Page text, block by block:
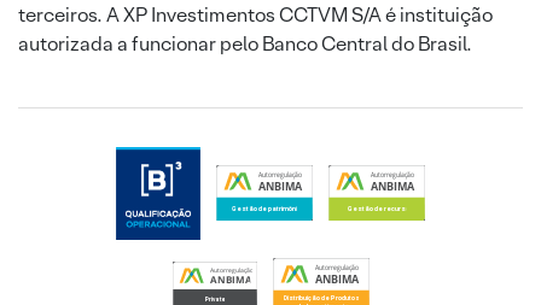
terceiros. A XP Investimentos CCTVM S/A é instituição
autorizada a funcionar pelo Banco Central do Brasil.